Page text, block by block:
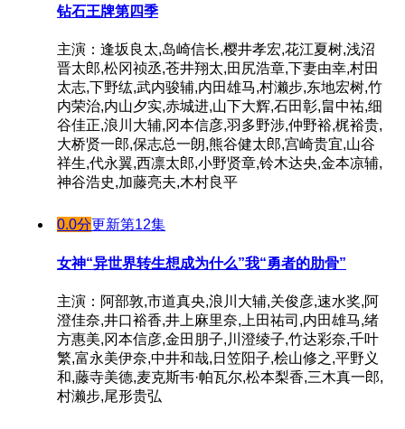
钻石王牌第四季
主演：逢坂良太,岛崎信长,樱井孝宏,花江夏树,浅沼
晋太郎,松冈祯丞,苍井翔太,田尻浩章,下妻由幸,村田
太志,下野纮,武内骏辅,内田雄马,村濑步,东地宏树,竹
内荣治,内山夕实,赤城进,山下大辉,石田彰,畠中祐,细
谷佳正,浪川大辅,冈本信彦,羽多野涉,仲野裕,梶裕贵,
大桥贤一郎,保志总一朗,熊谷健太郎,宫崎贵宜,山谷
祥生,代永翼,西凛太郎,小野贤章,铃木达央,金本凉辅,
神谷浩史,加藤亮夫,木村良平
0.0分更新第12集
女神“异世界转生想成为什么”我“勇者的肋骨”
主演：阿部敦,市道真央,浪川大辅,关俊彦,速水奖,阿
澄佳奈,井口裕香,井上麻里奈,上田祐司,内田雄马,绪
方惠美,冈本信彦,金田朋子,川澄绫子,竹达彩奈,千叶
繁,富永美伊奈,中井和哉,日笠阳子,桧山修之,平野义
和,藤寺美德,麦克斯韦·帕瓦尔,松本梨香,三木真一郎,
村濑步,尾形贵弘